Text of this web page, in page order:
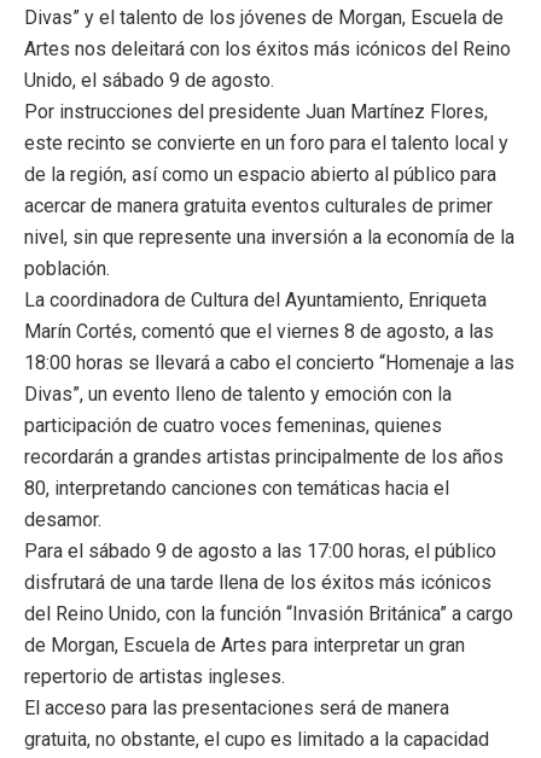
Divas” y el talento de los jóvenes de Morgan, Escuela de
Artes nos deleitará con los éxitos más icónicos del Reino
Unido, el sábado 9 de agosto.
Por instrucciones del presidente Juan Martínez Flores,
este recinto se convierte en un foro para el talento local y
de la región, así como un espacio abierto al público para
acercar de manera gratuita eventos culturales de primer
nivel, sin que represente una inversión a la economía de la
población.
La coordinadora de Cultura del Ayuntamiento, Enriqueta
Marín Cortés, comentó que el viernes 8 de agosto, a las
18:00 horas se llevará a cabo el concierto “Homenaje a las
Divas”, un evento lleno de talento y emoción con la
participación de cuatro voces femeninas, quienes
recordarán a grandes artistas principalmente de los años
80, interpretando canciones con temáticas hacia el
desamor.
Para el sábado 9 de agosto a las 17:00 horas, el público
disfrutará de una tarde llena de los éxitos más icónicos
del Reino Unido, con la función “Invasión Británica” a cargo
de Morgan, Escuela de Artes para interpretar un gran
repertorio de artistas ingleses.
El acceso para las presentaciones será de manera
gratuita, no obstante, el cupo es limitado a la capacidad